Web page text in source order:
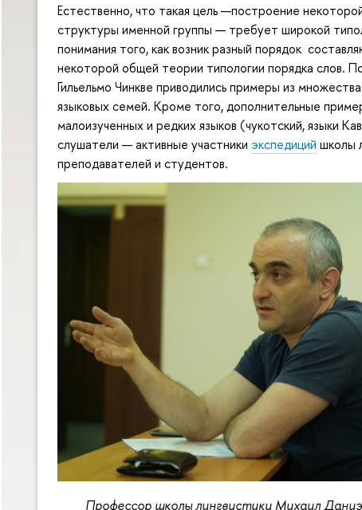
Естественно, что такая цель —построение
структуры именной группы — требует широкой
понимания того, как возник разный порядок
некоторой общей теории типологии порядка слов.
Гильельмо Чинкве приводились примеры из
языковых семей. Кроме того, дополнительные
малоизученных и редких языков (чукотский, языки
слушатели — активные участники экспедиций школы
преподавателей и студентов.
Профессор школы лингвистики Михаил